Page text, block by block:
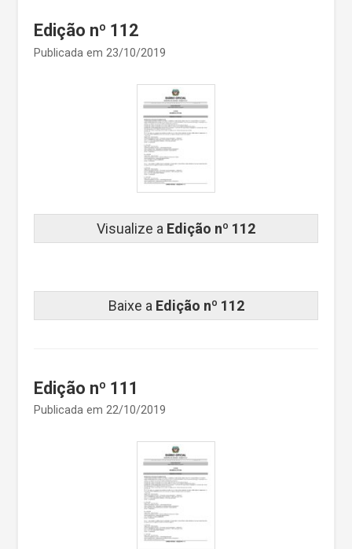
Edição nº 112
Publicada em 23/10/2019
Visualize a Edição nº 112
Baixe a Edição nº 112
Edição nº 111
Publicada em 22/10/2019